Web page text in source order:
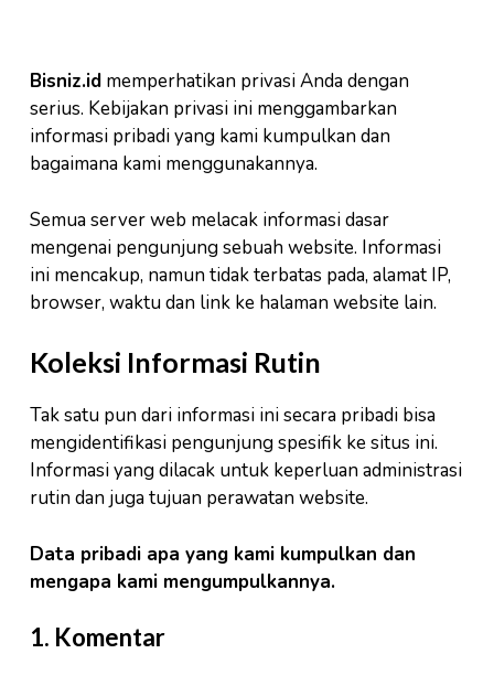
Bisniz.id memperhatikan privasi Anda dengan
serius. Kebijakan privasi ini menggambarkan
informasi pribadi yang kami kumpulkan dan
bagaimana kami menggunakannya.
Semua server web melacak informasi dasar
mengenai pengunjung sebuah website. Informasi
ini mencakup, namun tidak terbatas pada, alamat IP,
browser, waktu dan link ke halaman website lain.
Koleksi Informasi Rutin
Tak satu pun dari informasi ini secara pribadi bisa
mengidentifikasi pengunjung spesifik ke situs ini.
Informasi yang dilacak untuk keperluan administrasi
rutin dan juga tujuan perawatan website.
Data pribadi apa yang kami kumpulkan dan
mengapa kami mengumpulkannya.
1. Komentar